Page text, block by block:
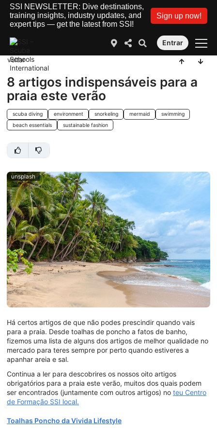
SSI NEWSLETTER: Dive destinations,
training insights, industry updates, and
expert tips — get the latest from SSI!
Sign up now!
Entrar
voltar
8 artigos indispensáveis para a
praia este verão
scuba diving environment snorkeling mermaid
swimming
beach essentials
sustainable fashion
unsplash
Há certos artigos de que não podes prescindir quando vais
para a praia. Desde toalhas de poncho a fatos de banho,
fizemos uma lista de alguns dos artigos de melhor qualidade no
mercado para teres sempre por perto quando estiveres a
apanhar areia e sal.
Continua a ler para descobrires os nossos oito artigos
obrigatórios para a praia este verão, muitos dos quais podem
ser encontrados (juntamente com outros artigos) no teu Centro
de Formação SSI local.
Toalhas Poncho da Vivida Lifestyle